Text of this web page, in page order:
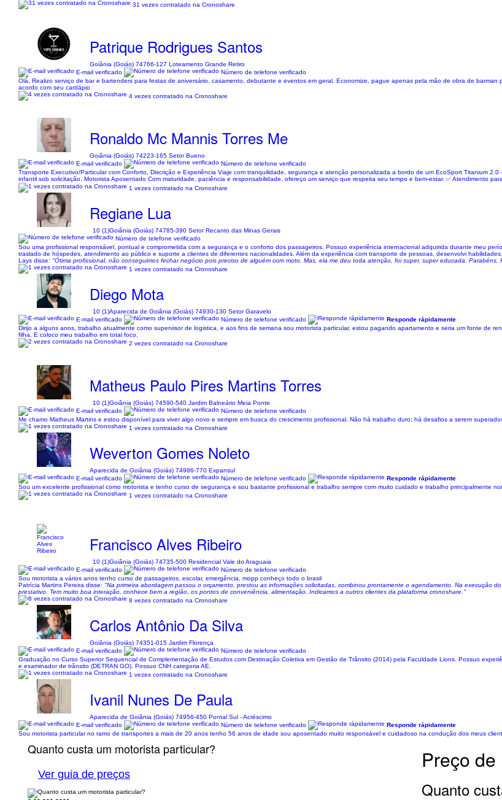
31 vezes contratado na Cronoshare
Patrique Rodrigues Santos
Goiânia (Goiás) 74766-127 Loteamento Grande Retiro
E-mail verificado
Número de telefone verificado
Olá, Realizo serviço de bar e bartenders para festas de aniversário, casamento, debutante e eventos em geral. Economize, pague apenas pela mão de obra de barman
acordo com seu cardápio.
4 vezes contratado na Cronoshare
Ronaldo Mc Mannis Torres Me
Goiânia (Goiás) 74223-165 Setor Bueno
E-mail verificado
Número de telefone verificado
Transporte Executivo/Particular com Conforto, Discrição e Experiência Viaje com tranquilidade, segurança e atenção personalizada a bordo de um EcoSport Titanium
infantil sob solicitação. Motorista Aposentado Com maturidade, paciência e responsabilidade, ofereço um serviço que respeita seu tempo e bem-estar. ✅ Atendimento
1 vezes contratado na Cronoshare
Regiane Lua
10 (1)Goiânia (Goiás) 74785-390 Setor Recanto das Minas Gerais
Número de telefone verificado
Sou uma profissional responsável, pontual e comprometida com a segurança e o conforto dos passageiros. Possuo experiência internacional adquirida durante meu
traslado de hóspedes, atendimento ao público e suporte a clientes de diferentes nacionalidades. Além da experiência com transporte de pessoas, desenvolvi
Lays disse: "Ótima profissional, não conseguimos fechar negócio pois preciso de alguém com moto. Mas, ela me deu toda atenção, foi super, super educada. Parabéns,
1 vezes contratado na Cronoshare
Diego Mota
10 (1)Aparecida de Goiânia (Goiás) 74930-130 Setor Garavelo
E-mail verificado
Número de telefone verificado
Responde rápidamente
Dirijo a alguns anos, trabalho atualmente como supervisor de logistica, e aos fins de semana sou motorista particular, estou pagando apartamento e seria um fonte de
filha. E coloco meu trabalho em total foco.
2 vezes contratado na Cronoshare
Matheus Paulo Pires Martins Torres
10 (1)Goiânia (Goiás) 74590-540 Jardim Balneário Meia Ponte
E-mail verificado
Número de telefone verificado
Me chamo Matheus Martins e estou disponível para viver algo novo e sempre em busca do crescimento profissional. Não há trabalho duro; há desafios a serem
1 vezes contratado na Cronoshare
Weverton Gomes Noleto
Aparecida de Goiânia (Goiás) 74986-770 Expansul
E-mail verificado
Número de telefone verificado
Responde rápidamente
Sou um excelente profissional como motorista e tenho curso de segurança e sou bastante profissional e trabalho sempre com muito cuidado e trabalho principalmente
1 vezes contratado na Cronoshare
Francisco Alves Ribeiro
10 (1)Goiânia (Goiás) 74735-500 Residencial Vale do Araguaia
E-mail verificado
Número de telefone verificado
Sou motorista a vários anos tenho curso de passageiros, escolar, emergência, mopp conheço todo o brasil
Patrícia Martins Pereira disse: "Na primeira abordagem passou o orçamento, prestou as informações solicitadas, combinou prontamente o agendamento. Na execução
prestativo. Tem muito boa interação, conhece bem a região, os pontos de conveniência, alimentação, Indicamos a outros clientes da plataforma cronoshare."
8 vezes contratado na Cronoshare
Carlos Antônio Da Silva
Goiânia (Goiás) 74351-015 Jardim Florença
E-mail verificado
Número de telefone verificado
Graduação no Curso Superior Sequencial de Complementação de Estudos com Destinação Coletiva em Gestão de Trânsito (2014) pela Faculdade Lions. Possuo
e examinador de trânsito (DETRAN GO). Possuo CNH categoria AE.
1 vezes contratado na Cronoshare
Ivanil Nunes De Paula
Aparecida de Goiânia (Goiás) 74956-450 Pontal Sul - Acréscimo
E-mail verificado
Número de telefone verificado
Responde rápidamente
Sou motorista particular no ramo de transportes a mais de 20 anos tenho 56 anos de idade sou aposentado muito responsável e cuidadoso na condução dos meus
Quanto custa um motorista particular?
Ver guia de preços
Preço
Quanto